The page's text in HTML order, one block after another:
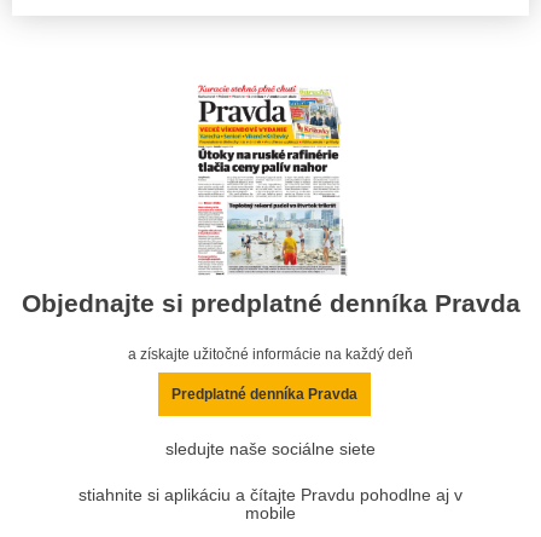
Objednajte si predplatné denníka Pravda
a získajte užitočné informácie na každý deň
Predplatné denníka Pravda
sledujte naše sociálne siete
stiahnite si aplikáciu a čítajte Pravdu pohodlne aj v
mobile